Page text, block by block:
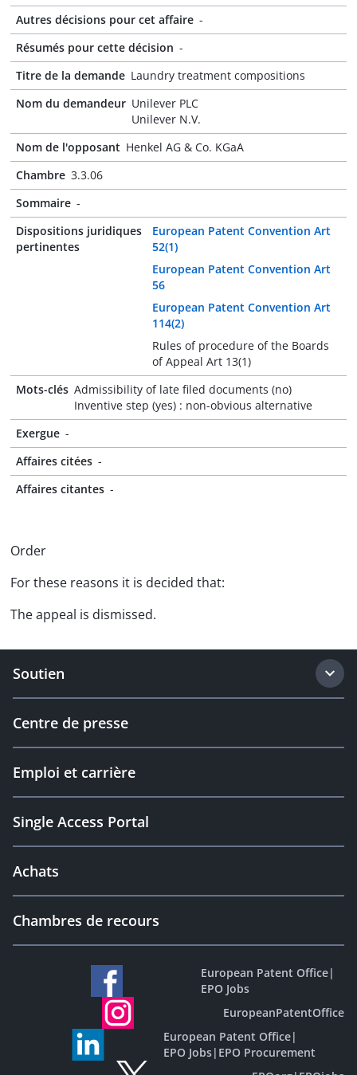
Autres décisions pour cet affaire -
Résumés pour cette décision -
Titre de la demande Laundry treatment compositions
Nom du demandeur Unilever PLC
Unilever N.V.
Nom de l'opposant Henkel AG & Co. KGaA
Chambre 3.3.06
Sommaire -
Dispositions juridiques
pertinentes
European Patent Convention Art
52(1)
European Patent Convention Art
56
European Patent Convention Art
114(2)
Rules of procedure of the Boards
of Appeal Art 13(1)
Mots-clés Admissibility of late filed documents (no)
Inventive step (yes) : non-obvious alternative
Exergue -
Affaires citées -
Affaires citantes -
Order
For these reasons it is decided that:
The appeal is dismissed.
Soutien
Centre de presse
Emploi et carrière
Single Access Portal
Achats
Chambres de recours
European Patent Office|
EPO Jobs
EuropeanPatentOffice
European Patent Office|
EPO Jobs| EPO Procurement